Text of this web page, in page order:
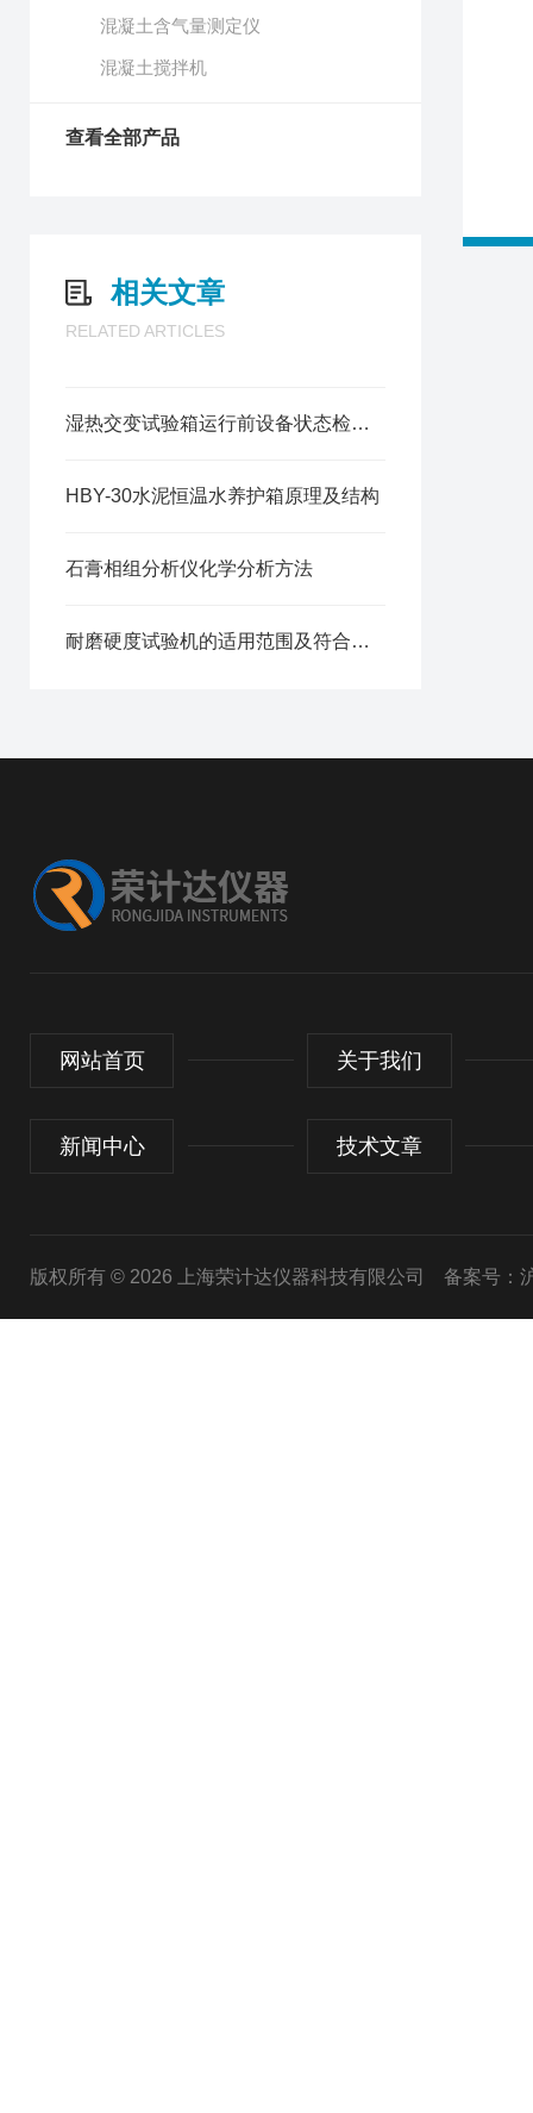
混凝土含气量测定仪
混凝土搅拌机
查看全部产品
相关文章
RELATED ARTICLES
湿热交变试验箱运行前设备状态检查及注意事项
HBY-30水泥恒温水养护箱原理及结构
石膏相组分析仪化学分析方法
耐磨硬度试验机的适用范围及符合标准参数
网站首页 关于我们
新闻中心 技术文章
版权所有 © 2026 上海荣计达仪器科技有限公司 备案号：